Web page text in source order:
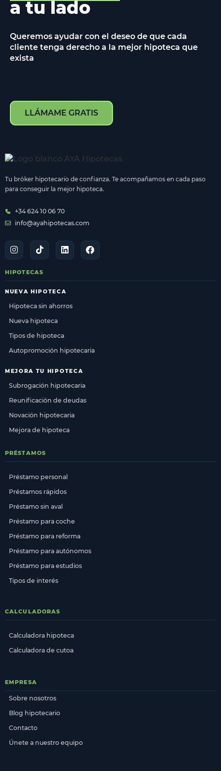
a tu lado
Queremos ayudar con el deseo de que cada
cliente tenga derecho a la mejor hipoteca que
exista
LLÁMAME GRATIS
Tu bróker hipotecario de confianza. Te acompañamos en cada paso
para conseguir la mejor hipoteca.
+34 624 10 06 70
info@ayahipotecas.com
HIPOTECAS
NUEVA HIPOTECA
Hipoteca sin ahorros
Nueva hipoteca
Tipos de hipoteca
Autopromoción hipotecaria
MEJORA TU HIPOTECA
Subrogación hipotecaria
Reunificación de deudas
Novación hipotecaria
Mejora de hipoteca
PRÉSTAMOS
Préstamo personal
Préstamos rápidos
Préstamo sin aval
Préstamo para coche
Préstamo para reforma
Préstamo para autónomos
Préstamo para estudios
Tipos de interés
CALCULADORAS
Calculadora hipoteca
Calculadora de cutoa
EMPRESA
Sobre nosotros
Blog hipotecario
Contacto
Únete a nuestro equipo